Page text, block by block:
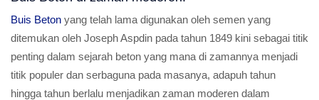
Buis Beton yang telah lama digunakan oleh semen yang
ditemukan oleh Joseph Aspdin pada tahun 1849 kini sebagai titik
penting dalam sejarah beton yang mana di zamannya menjadi
titik populer dan serbaguna pada masanya, adapuh tahun
hingga tahun berlalu menjadikan zaman moderen dalam